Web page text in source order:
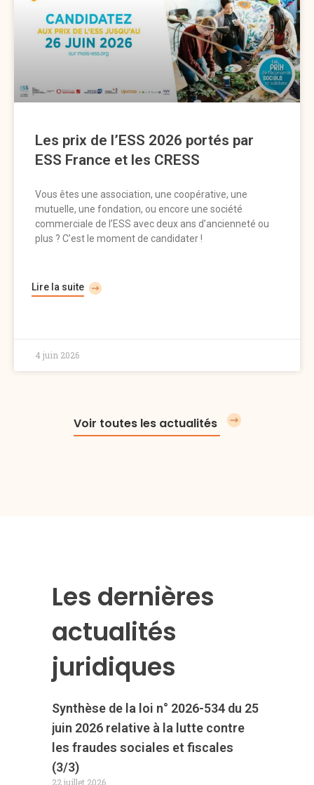
Les prix de l’ESS 2026 portés par
ESS France et les CRESS
Vous êtes une association, une coopérative, une
mutuelle, une fondation, ou encore une société
commerciale de l’ESS avec deux ans d’ancienneté ou
plus ? C’est le moment de candidater !
Lire la suite
4 juin 2026
Voir toutes les actualités
Les dernières
actualités
juridiques
Synthèse de la loi n° 2026-534 du 25
juin 2026 relative à la lutte contre
les fraudes sociales et fiscales
(3/3)
22 juillet 2026